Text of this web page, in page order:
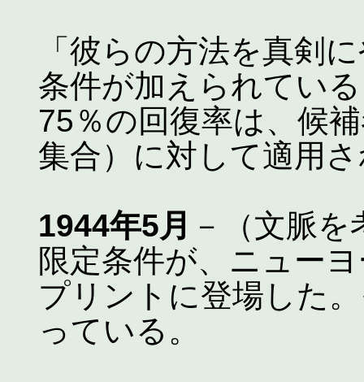
「彼らの方法を真剣
条件が加えられてい
75％の回復率は、候
集合）に対して適用
1944年5月 －（文脈
限定条件が、ニュー
プリントに登場した
っている。